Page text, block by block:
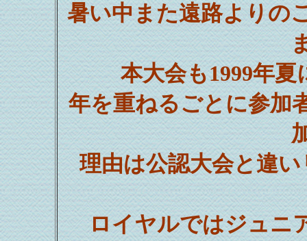
暑い中また遠路よりの
本大会も1999年
年を重ねるごとに参加
理由は公認大会と違
ロイヤルではジュニ